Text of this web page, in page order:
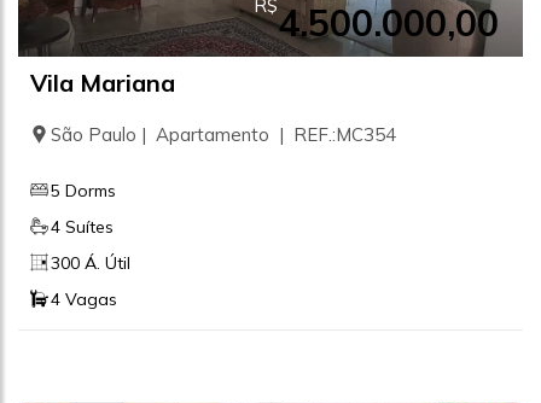
R$4.500.000,00
Vila Mariana
São Paulo | Apartamento | REF.:MC354
5 Dorms
4 Suítes
300 Á. Útil
4 Vagas